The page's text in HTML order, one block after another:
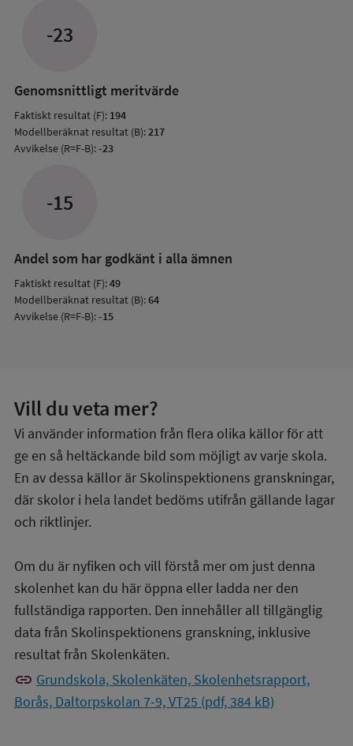
-23
Genomsnittligt meritvärde
Faktiskt resultat (F): 194
Modellberäknat resultat (B):217
Avvikelse (R=F-B):-23
-15
Andel som har godkänt i alla ämnen
Faktiskt resultat (F):49
Modellberäknat resultat (B):64
Avvikelse (R=F-B):-15
Vill du veta mer?
Vi använder information från flera olika källor för att
ge en så heltäckande bild som möjligt av varje skola.
En av dessa källor är Skolinspektionens granskningar,
där skolor i hela landet bedöms utifrån gällande lagar
och riktlinjer.
Om du är nyfiken och vill förstå mer om just denna
skolenhet kan du här öppna eller ladda ner den
fullständiga rapporten. Den innehåller all tillgänglig
data från Skolinspektionens granskning, inklusive
resultat från Skolenkäten.
link Grundskola, Skolenkäten, Skolenhetsrapport,
Borås, Daltorpskolan 7-9, VT25 (pdf, 384 kB)